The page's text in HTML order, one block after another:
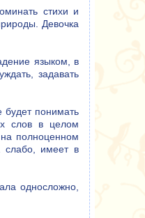
стихи и
Девочка
языком, в
задавать
будет понимать
слов в целом
полноценном
слабо, имеет в
односложно,